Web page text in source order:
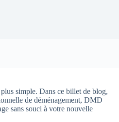
simple. Dans ce billet de blog,
de déménagement, DMD
sans souci à votre nouvelle